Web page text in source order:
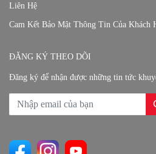
Liên Hệ
Cam Kết Bảo Mật Thông Tin Của Khách
ĐĂNG KÝ THEO DÕI
Đăng ký để nhận được những tin tức